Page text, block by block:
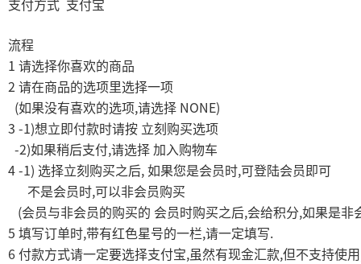
支付方式 支付宝
流程
1 请选择你喜欢的商品
2 请在商品的选项里选择一项
(如果没有喜欢的选项,请选择 NONE)
3 -1)想立即付款时请按 立刻购买选项
-2)如果稍后支付,请选择 加入购物车
4 -1) 选择立刻购买之后, 如果您是会员时,可登陆会员即可
不是会员时,可以非会员购买
(会员与非会员的购买的 会员时购买之后,会给积分,如果是非
5 填写订单时,带有红色星号的一栏,请一定填写.
6 付款方式请一定要选择支付宝,虽然有现金汇款,但不支持使用